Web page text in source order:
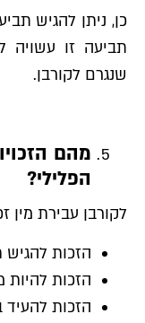
כן, ניתן להגיש
תביעה זו עשויה
שנגרם לקורבן.
מהם
הפלילי?
לקורבן עבירת מין
הזכות
הזכות להיות
הזכות